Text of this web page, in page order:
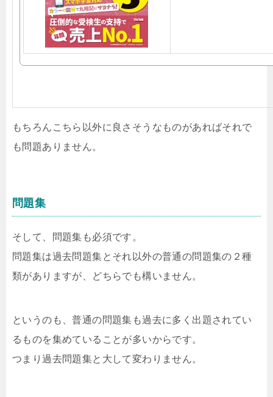
もちろんこちら以外に良さそうなものがあればそれで
も問題ありません。
問題集
そして、問題集も必須です。
問題集は過去問題集とそれ以外の普通の問題集の２種
類がありますが、どちらでも構いません。
というのも、普通の問題集も過去に多く出題されてい
るものを集めていることが多いからです。
つまり過去問題集と大して変わりません。